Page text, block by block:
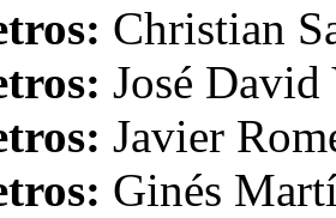
Christian
José
Javier
Ginés